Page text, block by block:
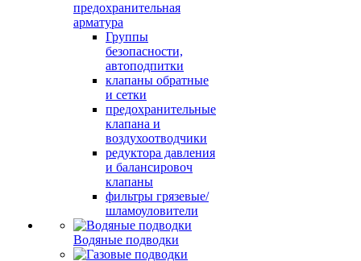
предохранительная
арматура
Группы
безопасности,
автоподпитки
клапаны обратные
и сетки
предохранительные
клапана и
воздухоотводчики
редуктора давления
и балансировоч
клапаны
фильтры грязевые/
шламоуловители
Водяные подводки